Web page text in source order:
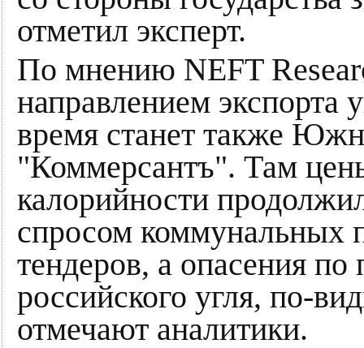
отметил эксперт.
По мнению NEFT
направлением экспорта
время станет также
"Коммерсантъ". Там
калорийности
спросом коммунальных
тендеров, а опасения
российского угля, по-
отмечают аналитики.